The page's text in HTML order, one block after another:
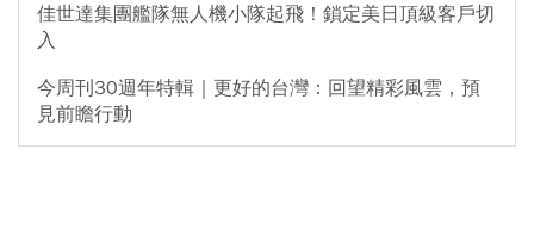
佳世達集團艦隊無人機小隊起飛！鎖定美日頂級客戶切
入
今周刊30週年特輯｜更好的台灣：回望精彩風雲，預
見前瞻行動